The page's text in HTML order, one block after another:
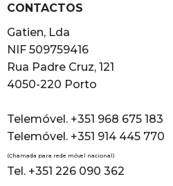
CONTACTOS
Gatien, Lda
NIF 509759416
Rua Padre Cruz, 121
4050-220 Porto
Telemóvel. +351 968 675 183
Telemóvel. +351 914 445 770
(Chamada para rede móvel nacional)
Tel. +351 226 090 362